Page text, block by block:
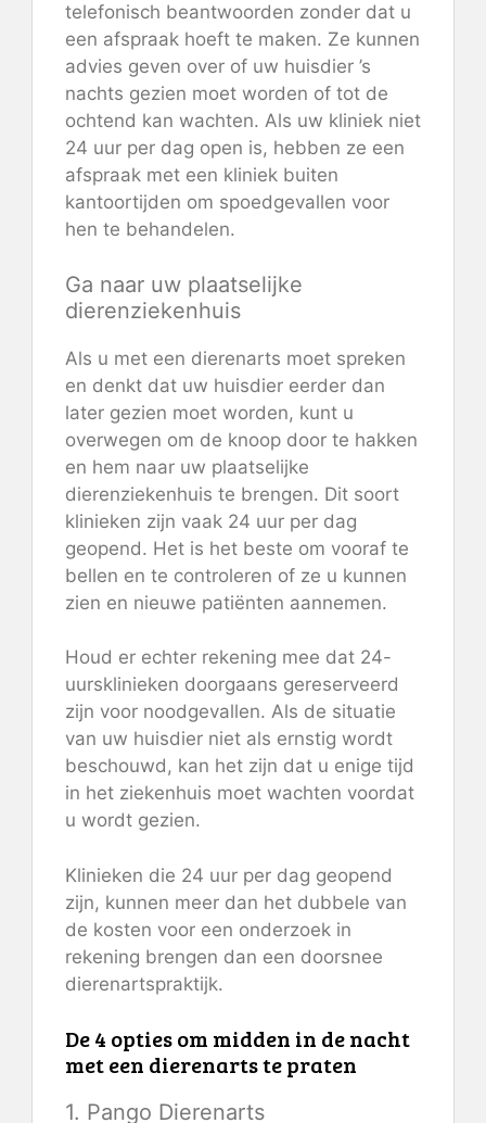
telefonisch beantwoorden zonder dat u
een afspraak hoeft te maken. Ze kunnen
advies geven over of uw huisdier ’s
nachts gezien moet worden of tot de
ochtend kan wachten. Als uw kliniek niet
24 uur per dag open is, hebben ze een
afspraak met een kliniek buiten
kantoortijden om spoedgevallen voor
hen te behandelen.
Ga naar uw plaatselijke
dierenziekenhuis
Als u met een dierenarts moet spreken
en denkt dat uw huisdier eerder dan
later gezien moet worden, kunt u
overwegen om de knoop door te hakken
en hem naar uw plaatselijke
dierenziekenhuis te brengen. Dit soort
klinieken zijn vaak 24 uur per dag
geopend. Het is het beste om vooraf te
bellen en te controleren of ze u kunnen
zien en nieuwe patiënten aannemen.
Houd er echter rekening mee dat 24-
uursklinieken doorgaans gereserveerd
zijn voor noodgevallen. Als de situatie
van uw huisdier niet als ernstig wordt
beschouwd, kan het zijn dat u enige tijd
in het ziekenhuis moet wachten voordat
u wordt gezien.
Klinieken die 24 uur per dag geopend
zijn, kunnen meer dan het dubbele van
de kosten voor een onderzoek in
rekening brengen dan een doorsnee
dierenartspraktijk.
De 4 opties om midden in de nacht
met een dierenarts te praten
1. Pango Dierenarts